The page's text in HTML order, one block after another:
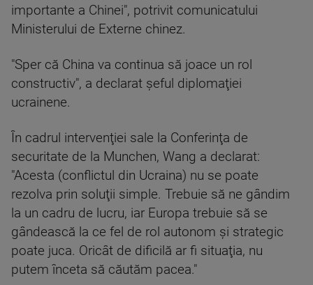
importante a Chinei", potrivit comunicatului
Ministerului de Externe chinez.
"Sper că China va continua să joace un rol
constructiv", a declarat şeful diplomaţiei
ucrainene.
În cadrul intervenţiei sale la Conferinţa de
securitate de la Munchen, Wang a declarat:
"Acesta (conflictul din Ucraina) nu se poate
rezolva prin soluţii simple. Trebuie să ne gândim
la un cadru de lucru, iar Europa trebuie să se
gândească la ce fel de rol autonom şi strategic
poate juca. Oricât de dificilă ar fi situaţia, nu
putem înceta să căutăm pacea."